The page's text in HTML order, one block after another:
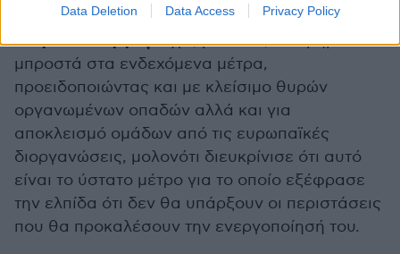
Data Deletion Data Access Privacy Policy
Οπρωθυπουργόςπήγε, μάλιστα, ένα βήμα
μπροστά στα ενδεχόμενα μέτρα,
προειδοποιώντας και με κλείσιμο θυρών
οργανωμένων οπαδών αλλά και για
αποκλεισμό ομάδων από τις ευρωπαϊκές
διοργανώσεις, μολονότι διευκρίνισε ότι αυτό
είναι το ύστατο μέτρο για το οποίο εξέφρασε
την ελπίδα ότι δεν θα υπάρξουν οι περιστάσεις
που θα προκαλέσουν την ενεργοποίησή του.